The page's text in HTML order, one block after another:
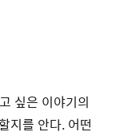
싶은 이야기의
지를 안다. 어떤